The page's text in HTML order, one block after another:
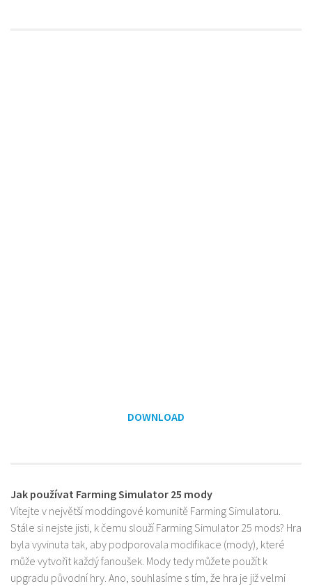
DOWNLOAD
Jak používat Farming Simulator 25 mody
Vítejte v největší moddingové komunitě Farming Simulatoru.
Stále si nejste jisti, k čemu slouží Farming Simulator 25 mods? Hra
byla vyvinuta tak, aby podporovala modifikace (mody), které
může vytvořit každý fanoušek. Mody tedy můžete použít k
upgradu původní hry. Ano, souhlasíme s tím, že hra je již velmi